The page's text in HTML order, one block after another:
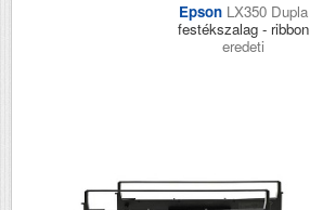
Epson LX350 Dupla
festékszalag - ribbon
eredeti